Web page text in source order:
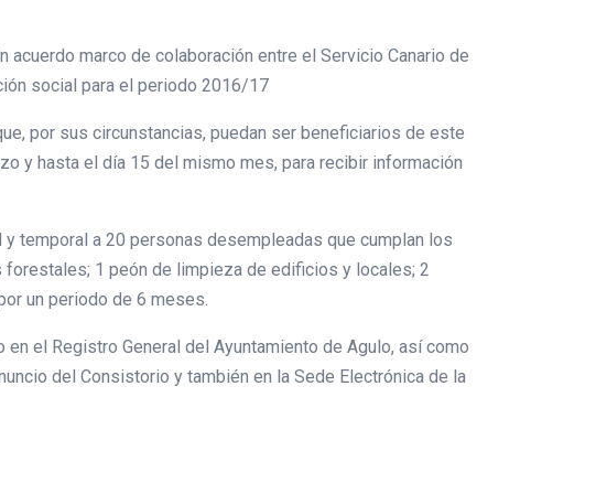
acuerdo marco de colaboración entre el Servicio Canario de
social para el periodo 2016/17
por sus circunstancias, puedan ser beneficiarios de este
y hasta el día 15 del mismo mes, para recibir información
temporal a 20 personas desempleadas que cumplan los
1 peón de limpieza de edificios y locales; 2
un periodo de 6 meses.
el Registro General del Ayuntamiento de Agulo, así como
del Consistorio y también en la Sede Electrónica de la